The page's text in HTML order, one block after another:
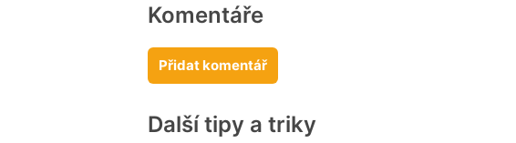
Komentáře
Přidat komentář
Další tipy a triky